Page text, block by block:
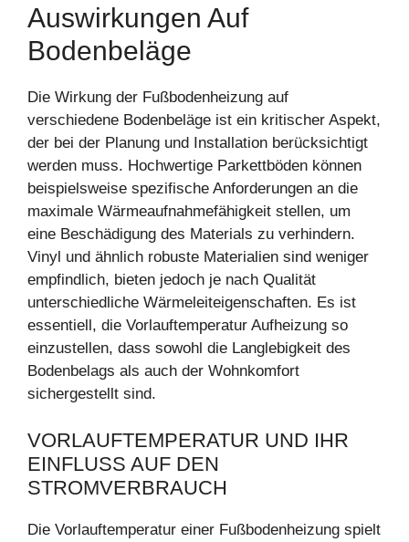
Auswirkungen Auf
Bodenbeläge
Die Wirkung der Fußbodenheizung auf
verschiedene Bodenbeläge ist ein kritischer Aspekt,
der bei der Planung und Installation berücksichtigt
werden muss. Hochwertige Parkettböden können
beispielsweise spezifische Anforderungen an die
maximale Wärmeaufnahmefähigkeit stellen, um
eine Beschädigung des Materials zu verhindern.
Vinyl und ähnlich robuste Materialien sind weniger
empfindlich, bieten jedoch je nach Qualität
unterschiedliche Wärmeleiteigenschaften. Es ist
essentiell, die Vorlauftemperatur Aufheizung so
einzustellen, dass sowohl die Langlebigkeit des
Bodenbelags als auch der Wohnkomfort
sichergestellt sind.
VORLAUFTEMPERATUR UND IHR
EINFLUSS AUF DEN
STROMVERBRAUCH
Die Vorlauftemperatur einer Fußbodenheizung spielt